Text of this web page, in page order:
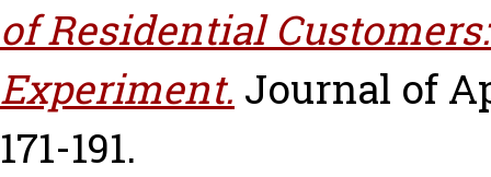
of Residential
Experiment. Journal of
171-191.